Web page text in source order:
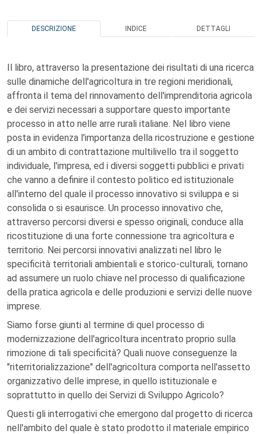
DESCRIZIONE INDICE DETTAGLI
Il libro, attraverso la presentazione dei risultati di una ricerca
sulle dinamiche dell'agricoltura in tre regioni meridionali,
affronta il tema del rinnovamento dell'imprenditoria agricola
e dei servizi necessari a supportare questo importante
processo in atto nelle arre rurali italiane. Nel libro viene
posta in evidenza l'importanza della ricostruzione e gestione
di un ambito di contrattazione multilivello tra il soggetto
individuale, l'impresa, ed i diversi soggetti pubblici e privati
che vanno a definire il contesto politico ed istituzionale
all'interno del quale il processo innovativo si sviluppa e si
consolida o si esaurisce. Un processo innovativo che,
attraverso percorsi diversi e spesso originali, conduce alla
ricostituzione di una forte connessione tra agricoltura e
territorio. Nei percorsi innovativi analizzati nel libro le
specificità territoriali ambientali e storico-culturali, tornano
ad assumere un ruolo chiave nel processo di qualificazione
della pratica agricola e delle produzioni e servizi delle nuove
imprese.
Siamo forse giunti al termine di quel processo di
modernizzazione dell'agricoltura incentrato proprio sulla
rimozione di tali specificità? Quali nuove conseguenze la
"riterritorializzazione" dell'agricoltura comporta nell'assetto
organizzativo delle imprese, in quello istituzionale e
soprattutto in quello dei Servizi di Sviluppo Agricolo?
Questi gli interrogativi che emergono dal progetto di ricerca
nell'ambito del quale è stato prodotto il materiale empirico